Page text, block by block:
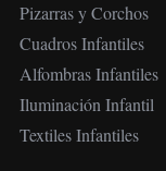
Pizarras y Corchos
Cuadros Infantiles
Alfombras Infantiles
Iluminación Infantil
Textiles Infantiles